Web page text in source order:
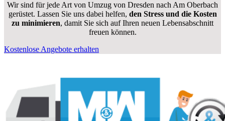
Wir sind für jede Art von Umzug von Dresden nach Am Oberbach
gerüstet. Lassen Sie uns dabei helfen, den Stress und die Kosten
zu minimieren, damit Sie sich auf Ihren neuen Lebensabschnitt
freuen können.
Kostenlose Angebote erhalten